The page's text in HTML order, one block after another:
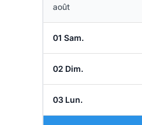
août
01 Sam.
02 Dim.
03 Lun.